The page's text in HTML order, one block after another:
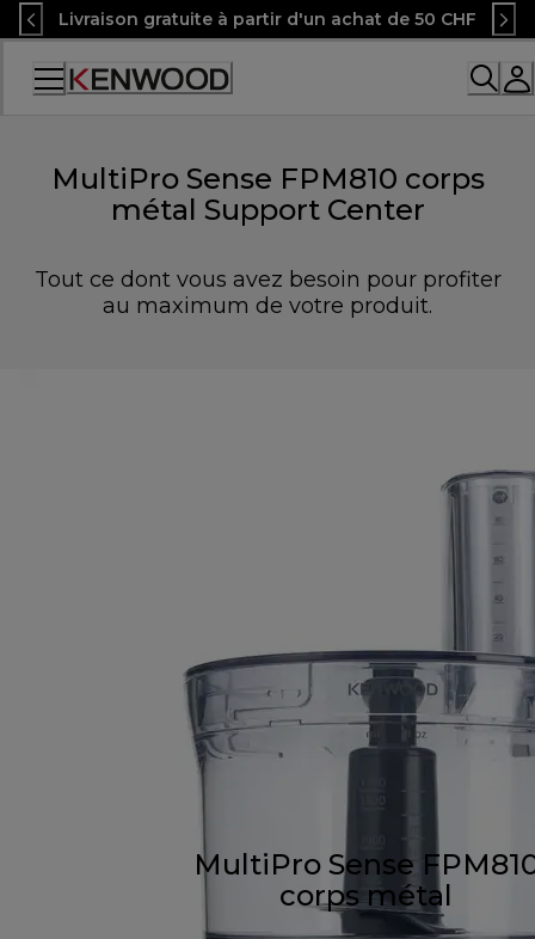
Skip
to
Content
Livraison gratuite à partir d'un achat de 50 CHF
Accessibility
MultiPro Sense FPM810 corps
métal Support Center
Tout ce dont vous avez besoin pour profiter
au maximum de votre produit.
MultiPro Sense
corps métal